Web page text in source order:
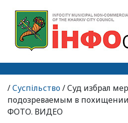
/Суспільство/ Суд избрал
подозреваемым в похищении
ФОТО. ВИДЕО